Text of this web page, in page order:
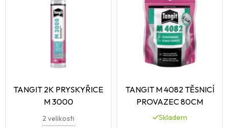
TANGIT 2K PRYSKYŘICE
M 3000
2 velikosti
TANGIT M 4082 TĚSNICÍ
PROVAZEC 80CM
Skladem